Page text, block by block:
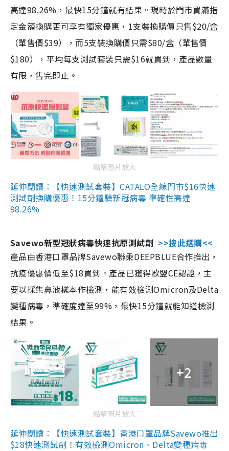
高達98.26%，最快15分鐘就有結果。現時於門市買滿指
定金額換購更可享有獨家優惠，1支裝換購價只售$20/盒
（單售價$39），而5支裝換購價只需$80/盒（單售價
$180），平均每支測試套裝只需$16就買到，產品數量
有限，售完即止。
點擊圖片放大
延伸閱讀：【快速測試套裝】CATALO全線門市$16快速
測試劑換購優惠！15分鐘驗新冠病毒 準確性高達
98.26%
Savewo新型冠狀病毒快速抗原測試劑 >>按此選購<<
產品由香港口罩品牌Savewo聯乘DEEPBLUE合作推出，
抗疫優惠價低至$18買到。產品已獲得歐盟CE認證，主
要以採集鼻液樣本作檢測，能有效檢測Omicron及Delta
變種病毒，準確度達至99%，最快15分鐘就能知道檢測
結果。
+2
點擊圖片放大
延伸閱讀：【快速測試套裝】香港口罩品牌Savewo推出
$18快速測試劑！有效檢測Omicron、Delta變種病毒